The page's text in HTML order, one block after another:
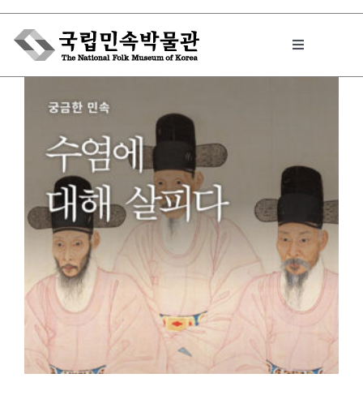
Skip
content
Toggle
박물관에서는
민속이야기
민속 인사이드
원문보기 PDF
박물관 홈페이지